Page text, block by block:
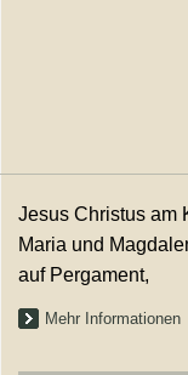
Jesus Christus am
Maria und
auf Pergament,
Mehr Informationen